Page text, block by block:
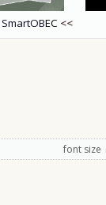
SmartOBEC <<
font size